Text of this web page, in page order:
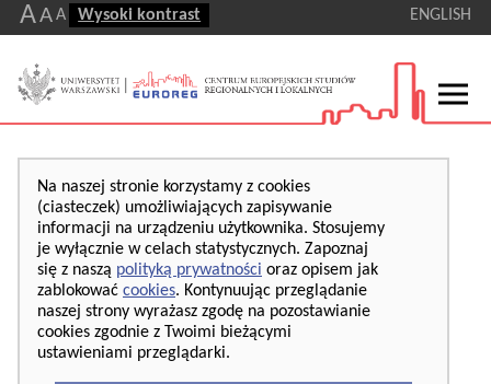
AA A Wysoki kontrast ENGLISH
Na naszej stronie korzystamy z cookies
(ciasteczek) umożliwiających zapisywanie
informacji na urządzeniu użytkownika. Stosujemy
je wyłącznie w celach statystycznych. Zapoznaj
się z naszą polityką prywatności oraz opisem jak
zablokować cookies. Kontynuując przeglądanie
naszej strony wyrażasz zgodę na pozostawianie
cookies zgodnie z Twoimi bieżącymi
ustawieniami przeglądarki.